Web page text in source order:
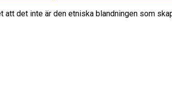
att det inte är den etniska blandningen som